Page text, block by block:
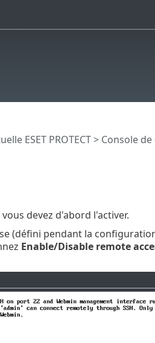
ESET PROTECT> Console
vous devez d'abord l'activer.
(défini pendant la
Enable/Disable remote